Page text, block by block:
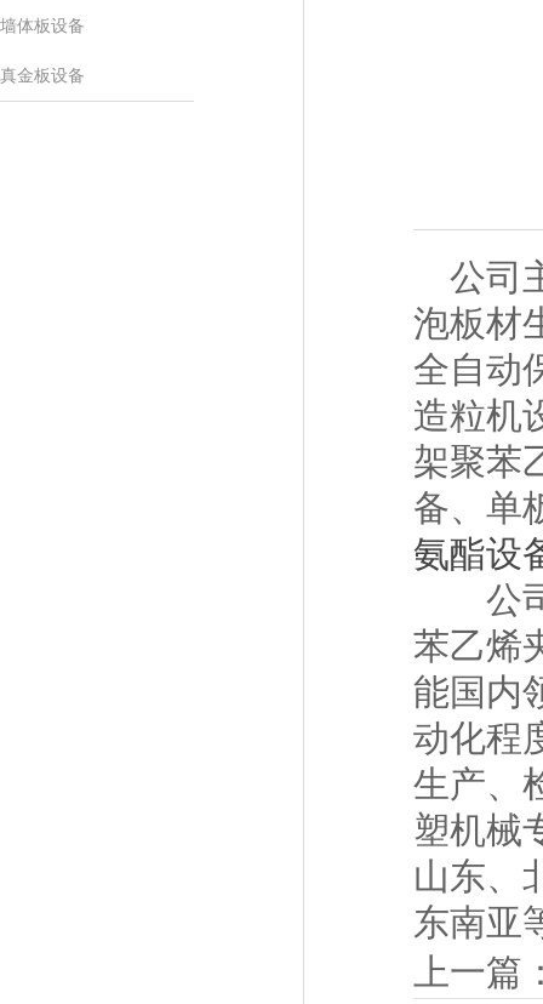
墙体板设备
真金板设备
公司
泡板材
全自动
造粒机
架聚苯
备、单
氨酯设
公司
苯乙烯
能国内
动化程
生产、
塑机械
山东、
东南亚
上一篇